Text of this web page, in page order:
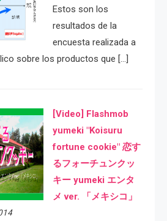
Estos son los
resultados de la
encuesta realizada a
sobre los productos que […]
[Video] Flashmob
yumeki "Koisuru
fortune cookie" 恋す
るフォーチュンクッ
キー yumeki エンタ
メ ver. 「メキシコ」